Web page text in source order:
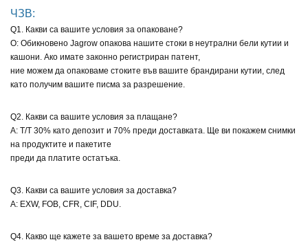
ЧЗВ:
Q1. Какви са вашите условия за опаковане?
О: Обикновено Jagrow опакова нашите стоки в неутрални бели кутии и
кашони. Ако имате законно регистриран патент,
ние можем да опаковаме стоките във вашите брандирани кутии, след
като получим вашите писма за разрешение.
Q2. Какви са вашите условия за плащане?
A: T/T 30% като депозит и 70% преди доставката. Ще ви покажем снимки
на продуктите и пакетите
преди да платите остатъка.
Q3. Какви са вашите условия за доставка?
A: EXW, FOB, CFR, CIF, DDU.
Q4. Какво ще кажете за вашето време за доставка?